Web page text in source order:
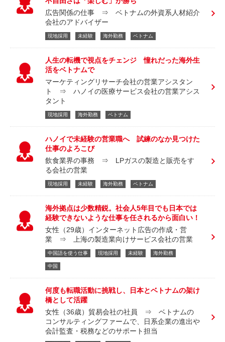
広告関係の仕事 ⇒ ベトナムの外資系人材紹介
会社のアドバイザー
現地採用 未経験 海外勤務 ベトナム
人生の転機で視点をチェンジ 憧れだった海外生
活をベトナムで
マーケティングリサーチ会社の営業アシスタン
ト ⇒ ハノイの医療サービス会社の営業アシス
タント
現地採用 海外勤務 ベトナム
ハノイで未経験の営業職へ 試練のなか見つけた
仕事のよろこび
飲食業界の事務 ⇒ LPガスの製造と販売をす
る会社の営業
現地採用 未経験 海外勤務 ベトナム
海外拠点は少数精鋭。社会人5年目でも日本では
経験できないような仕事を任されるから面白い！
女性（29歳）インターネット広告の作成・営
業 ⇒ 上海の製造業向けサービス会社の営業
中国語を使う仕事 現地採用 未経験 海外勤務
中国
何度も転職活動に挑戦し、日本とベトナムの架け
橋として活躍
女性（36歳）貿易会社の社員 ⇒ ベトナムの
コンサルティングファームで、日系企業の進出や
会計監査・税務などのサポート担当